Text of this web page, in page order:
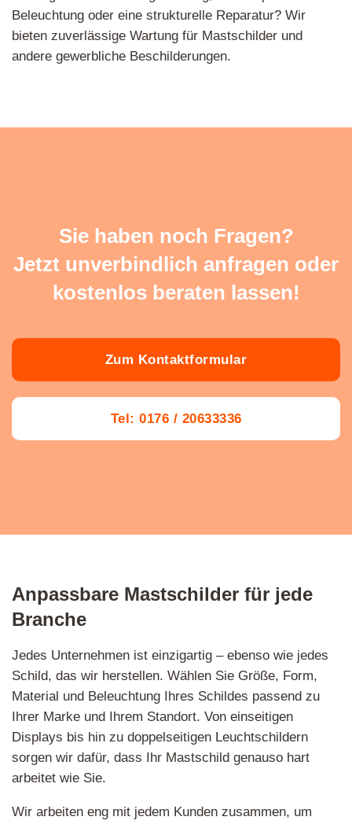
Beleuchtung oder eine strukturelle Reparatur? Wir
bieten zuverlässige Wartung für Mastschilder und
andere gewerbliche Beschilderungen.
Sie haben noch Fragen?
Jetzt unverbindlich anfragen oder
kostenlos beraten lassen!
Zum Kontaktformular
Tel: 0176 / 20633336
Anpassbare Mastschilder für jede
Branche
Jedes Unternehmen ist einzigartig – ebenso wie jedes
Schild, das wir herstellen. Wählen Sie Größe, Form,
Material und Beleuchtung Ihres Schildes passend zu
Ihrer Marke und Ihrem Standort. Von einseitigen
Displays bis hin zu doppelseitigen Leuchtschildern
sorgen wir dafür, dass Ihr Mastschild genauso hart
arbeitet wie Sie.
Wir arbeiten eng mit jedem Kunden zusammen, um